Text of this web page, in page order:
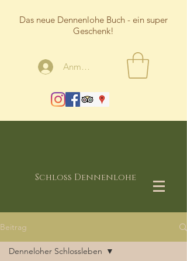
Das neue Dennenlohe Buch - ein super
Geschenk!
Anmelden
Schloss Dennenlohe
Beitrag
Denneloher Schlossleben